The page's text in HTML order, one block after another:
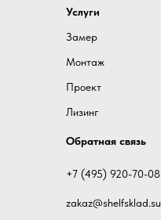
Обратная связь
zakaz@shelfsklad.su
Услуги
Замер
Проект
Монтаж
+7 (495) 920-70-08
Лизинг